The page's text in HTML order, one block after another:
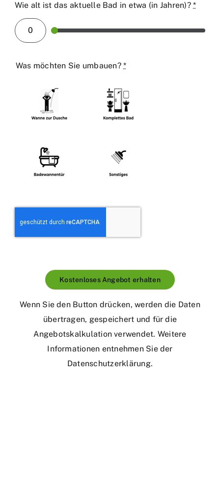
Wie alt ist das aktuelle Bad in etwa (in Jahren)? *
Was möchten Sie umbauen? *
Kostenloses Angebot erhalten
Wenn Sie den Button drücken, werden die Daten
übertragen, gespeichert und für die
Angebotskalkulation verwendet. Weitere
Informationen entnehmen Sie der
Datenschutzerklärung.